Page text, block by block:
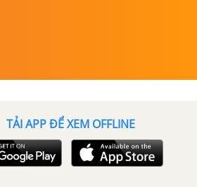
TẢI APP ĐỂ XEM OFFLINE